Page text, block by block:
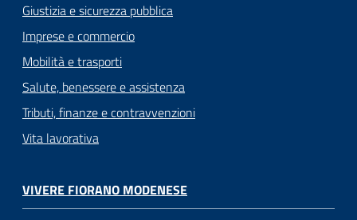
Giustizia e sicurezza pubblica
Imprese e commercio
Mobilità e trasporti
Salute, benessere e assistenza
Tributi, finanze e contravvenzioni
Vita lavorativa
VIVERE FIORANO MODENESE